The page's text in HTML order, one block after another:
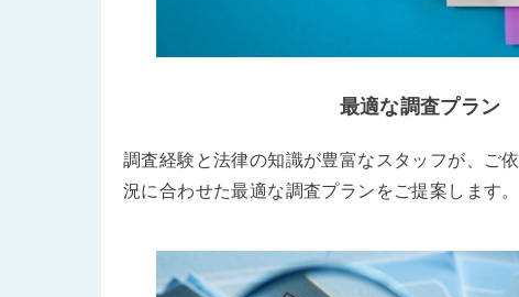
最適な調査プラン
調査経験と法律の知識が豊富なスタッフが、ご
況に合わせた最適な調査プランをご提案します。